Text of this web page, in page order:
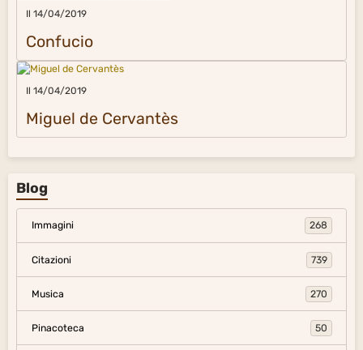
Il 14/04/2019
Confucio
Il 14/04/2019
Miguel de Cervantès
Blog
Immagini 268
Citazioni 739
Musica 270
Pinacoteca 50